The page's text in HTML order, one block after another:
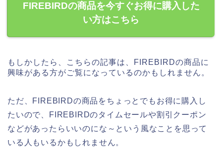
FIREBIRDの商品を今すぐお得に購入した
い方はこちら
もしかしたら、こちらの記事は、FIREBIRDの商品に
興味がある方がご覧になっているのかもしれません。
ただ、FIREBIRDの商品をちょっとでもお得に購入し
たいので、FIREBIRDのタイムセールや割引クーポン
などがあったらいいのにな～という風なことを思って
いる人もいるかもしれません。